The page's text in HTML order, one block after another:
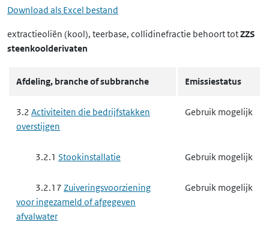
Download als Excel bestand
extractieoliën (kool), teerbase, collidinefractie behoort totZZS
steenkoolderivaten
Afdeling, branche of subbranche Emissiestatus
3.2 Activiteiten die bedrijfstakken
overstijgen
Gebruik mogelijk
3.2.1 Stookinstallatie Gebruik mogelijk
3.2.17 Zuiveringsvoorziening
voor ingezameld of afgegeven
afvalwater
Gebruik mogelijk